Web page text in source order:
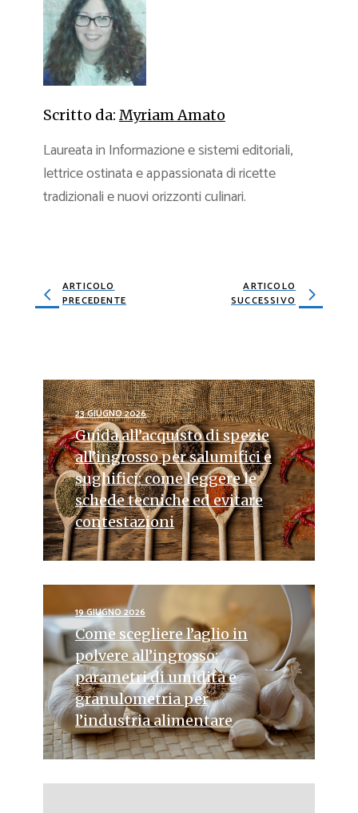
Scritto da: Myriam Amato
Laureata in Informazione e sistemi editoriali,
lettrice ostinata e appassionata di ricette
tradizionali e nuovi orizzonti culinari.
ARTICOLO
PRECEDENTE
ARTICOLO
SUCCESSIVO
23 GIUGNO 2026
Guida all’acquisto di spezie
all’ingrosso per salumifici e
sughifici: come leggere le
schede tecniche ed evitare
contestazioni
19 GIUGNO 2026
Come scegliere l’aglio in
polvere all’ingrosso:
parametri di umidità e
granulometria per
l’industria alimentare